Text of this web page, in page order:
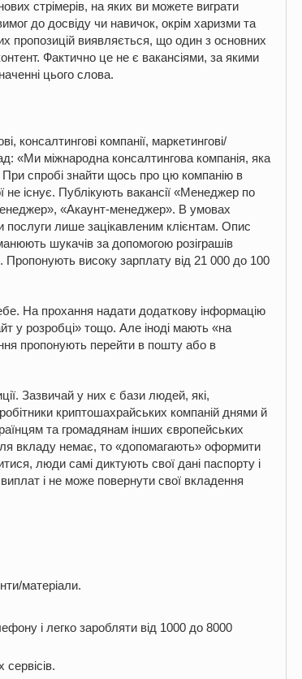
стрімерів, на яких ви можете виграти
до досвіду чи навичок, окрім харизми та
пропозицій виявляється, що один з основних
Фактично це не є вакансіями, за якими
цього слова.
консалтингові компанії, маркетингові/
«Ми міжнародна консалтингова компанія, яка
спробі знайти щось про цю компанію в
не існує. Публікують вакансії «Менеджер по
«Акаунт-менеджер». В умовах
послуги лише зацікавленим клієнтам. Опис
шукачів за допомогою розіграшів
Пропонують високу зарплату від 21 000 до 100
На прохання надати додаткову інформацію
у розробці» тощо. Але іноді мають «на
пропонують перейти в пошту або в
Зазвичай у них є бази людей, які,
криптошахрайських компаній днями й
та громадянам інших європейських
вкладу немає, то «допомагають» оформити
люди самі диктують свої дані паспорту і
і не може повернути свої вкладення
матеріали.
і легко заробляти від 1000 до 8000